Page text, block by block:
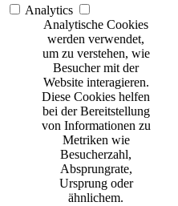
Analytics
Analytische Cookies
werden verwendet,
um zu verstehen, wie
Besucher mit der
Website interagieren.
Diese Cookies helfen
bei der Bereitstellung
von Informationen zu
Metriken wie
Besucherzahl,
Absprungrate,
Ursprung oder
ähnlichem.